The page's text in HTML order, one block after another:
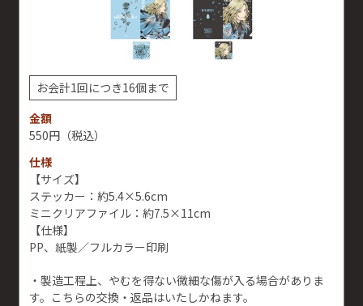
お会計1回につき16個まで
金額
550円 （税込）
仕様
【サイズ】
ステッカー：約5.4×5.6cm
ミニクリアファイル：約7.5×11cm
【仕様】
PP、紙製／フルカラー印刷
・製造工程上、やむを得ない微細な傷が入る場合がありま
す。こちらの交換・返品はいたしかねます。